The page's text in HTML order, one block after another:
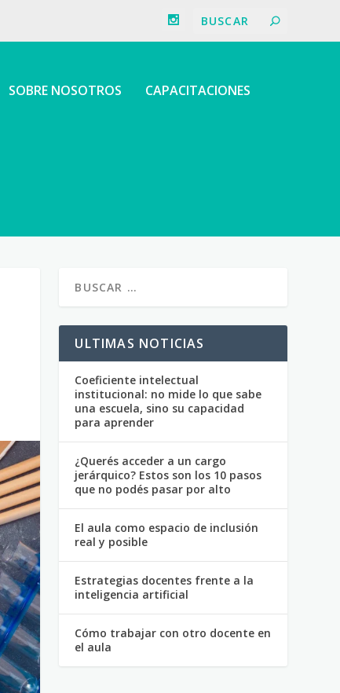
SOBRE NOSOTROS CAPACITACIONES
ULTIMAS NOTICIAS
Coeficiente intelectual
institucional: no mide lo que sabe
una escuela, sino su capacidad
para aprender
¿Querés acceder a un cargo
jerárquico? Estos son los 10 pasos
que no podés pasar por alto
El aula como espacio de inclusión
real y posible
Estrategias docentes frente a la
inteligencia artificial
Cómo trabajar con otro docente en
el aula